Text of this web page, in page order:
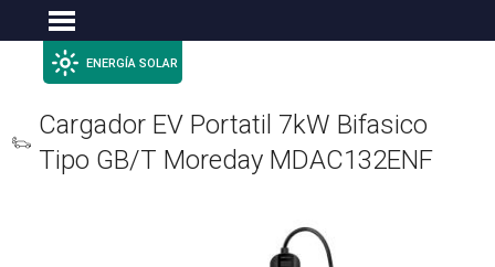
Menu
ENERGÍA SOLAR
Cargador EV Portatil 7kW Bifasico
Tipo GB/T Moreday MDAC132ENF